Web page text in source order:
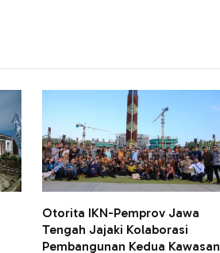
Otorita IKN-Pemprov Jawa
Tengah Jajaki Kolaborasi
Pembangunan Kedua Kawasan